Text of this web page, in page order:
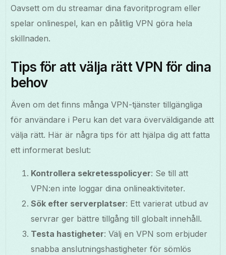
Oavsett om du streamar dina favoritprogram eller
spelar onlinespel, kan en pålitlig VPN göra hela
skillnaden.
Tips för att välja rätt VPN för dina
behov
Även om det finns många VPN-tjänster tillgängliga
för användare i Peru kan det vara överväldigande att
välja rätt. Här är några tips för att hjälpa dig att fatta
ett informerat beslut:
Kontrollera sekretesspolicyer: Se till att
VPN:en inte loggar dina onlineaktiviteter.
Sök efter serverplatser: Ett varierat utbud av
servrar ger bättre tillgång till globalt innehåll.
Testa hastigheter: Välj en VPN som erbjuder
snabba anslutningshastigheter för sömlös